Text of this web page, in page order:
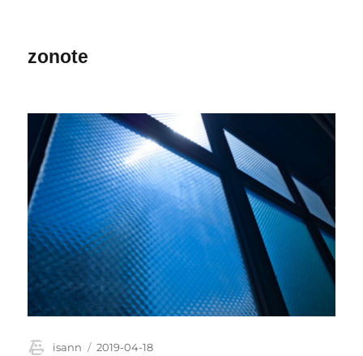
zonote
投
isann
投
2019-04-18